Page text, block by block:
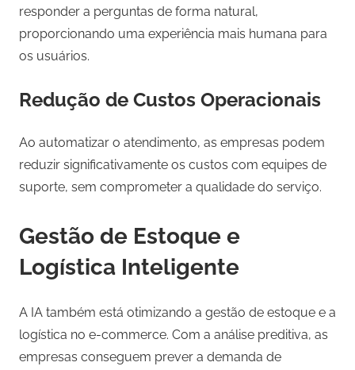
responder a perguntas de forma natural,
proporcionando uma experiência mais humana para
os usuários.
Redução de Custos Operacionais
Ao automatizar o atendimento, as empresas podem
reduzir significativamente os custos com equipes de
suporte, sem comprometer a qualidade do serviço.
Gestão de Estoque e
Logística Inteligente
A IA também está otimizando a gestão de estoque e a
logística no e-commerce. Com a análise preditiva, as
empresas conseguem prever a demanda de